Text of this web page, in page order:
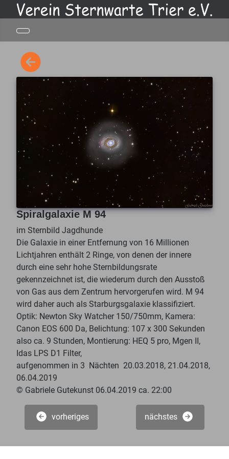
Spiralgalaxie M 94
im Sternbild Jagdhunde
Die Galaxie in einer Entfernung von 16 Millionen
Lichtjahren enthält 2 Ringe, von denen der innere
durch eine sehr hohe Sternbildungsrate
gekennzeichnet ist, die wiederum durch den Ausstoß
von Gas aus dem Zentrum hervorgerufen wird. M 94
wird daher auch als Starburgsgalaxie klassifiziert.
Optik: Newton Sky Watcher 150/750mm, Kamera:
Canon EOS 600 Da, Belichtung: 107 x 300 Sekunden
also ca. 9 Stunden, Montierung: HEQ 5 pro, Mgen II,
Idas LPS D1 Filter,
aufgenommen in 3 Nächten 20.03.2018, 21.04.2018,
06.04.2019
© Gabriele Gutekunst 06.04.2019 ca. 22:00
vorheriges nächstes